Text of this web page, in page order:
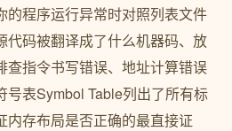
的程序运行异常时对照列表文件
代码被翻译成了什么机器码、放
查指令书写错误、地址计算错误
号表Symbol Table列出了所有标
内存布局是否正确的最直接证